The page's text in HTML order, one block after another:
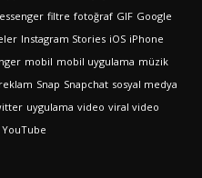
filtre fotoğraf GIF Google
Instagram Stories iOS iPhone
mobil mobil uygulama müzik
reklam Snap Snapchat sosyal medya
uygulama video viral video
YouTube